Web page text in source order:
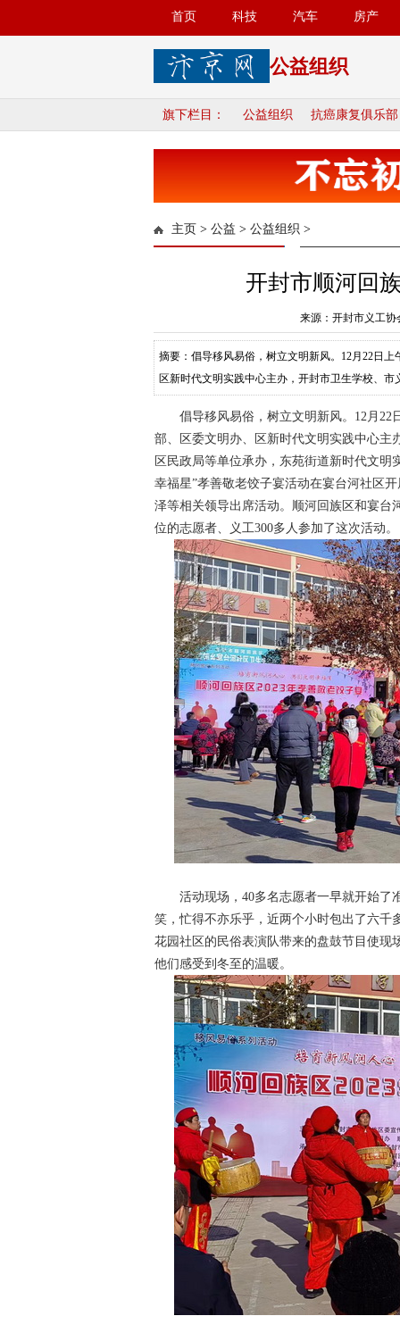
首页 科技 汽车 房产
公益组织
旗下栏目： 公益组织 抗癌康复俱乐部
主页 > 公益 > 公益组织 >
开封市顺河回
来源：开封市义工协
摘要：倡导移风易俗，树立文明新风。12月22日
区新时代文明实践中心主办，开封市卫生学校、
倡导移风易俗，树立文明新风。12月22
部、区委文明办、区新时代文明实践中心主
区民政局等单位承办，东苑街道新时代文
幸福星”孝善敬老饺子宴活动在宴台河社区
泽等相关领导出席活动。顺河回族区和宴台
位的志愿者、义工300多人参加了这次活动。
活动现场，40多名志愿者一早就开始了
笑，忙得不亦乐乎，近两个小时包出了六千
花园社区的民俗表演队带来的盘鼓节目使现
他们感受到冬至的温暖。